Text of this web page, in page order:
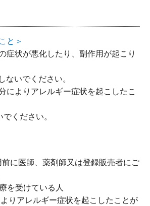
上の注意をよく読んでお使いくだ
添付文書
買い物かごに入れる
買い物かごに入れる
と＞
症状が悪化したり、副作用が起こり
ないでください。
によりアレルギー症状を起こしたこ
ください。
に医師、薬剤師又は登録販売者にご
を受けている人
よりアレルギー症状を起こしたことが